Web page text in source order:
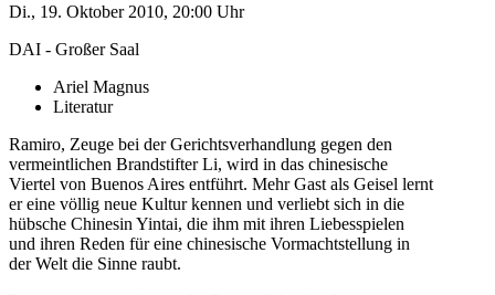
Di., 19. Oktober 2010, 20:00 Uhr
DAI - Großer Saal
Ariel Magnus
Literatur
Ramiro, Zeuge bei der Gerichtsverhandlung gegen den
vermeintlichen Brandstifter Li, wird in das chinesische
Viertel von Buenos Aires entführt. Mehr Gast als Geisel lernt
er eine völlig neue Kultur kennen und verliebt sich in die
hübsche Chinesin Yintai, die ihm mit ihren Liebesspielen
und ihren Reden für eine chinesische Vormachtstellung in
der Welt die Sinne raubt.